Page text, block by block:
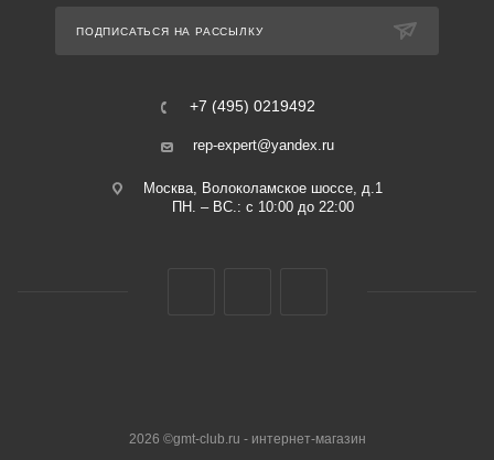
ПОДПИСАТЬСЯ НА РАССЫЛКУ
+7 (495) 0219492
rep-expert@yandex.ru
Москва, Волоколамское шоссе, д.1
ПН. – ВС.: с 10:00 до 22:00
2026 ©gmt-club.ru - интернет-магазин